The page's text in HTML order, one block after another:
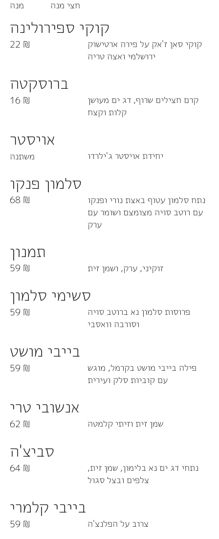
קוקי ספירולינה
קוקי סאן ז'אק על פירה ארטישוק
ירושלמי ואצה טריה
22 ₪
ברוסקטה
קרם חצילים שרוף, דג ים מעושן
קלות וקצח
16 ₪
אויסטר
יחידת אויסטר ג'ילרדו משתנה
סלמון פנקו
נתח סלמון עטוף באצת נורי ופנקו
עם רוטב סויה מצומצם ושומר עם
ערק
68 ₪
תמנון
זוקיני, ערק, ושמן זית 59 ₪
סשימי סלמון
פרוסות סלמון נא ברוטב סויה
וסורבה וואסבי
59 ₪
בייבי מושט
פילה בייבי מושט בקרמל, מוגש
עם קוביות סלק ועירית
59 ₪
אנשובי טרי
שמן זית וזיתי קלמטה 62 ₪
סביצ'ה
נתחי דג ים נא בלימון, שמן זית,
צלפים ובצל סגול
64 ₪
בייבי קלמרי
צרוב על הפלנצ'ה 59 ₪
מנה חצי מנה